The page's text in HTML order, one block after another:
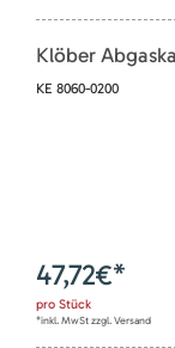
Klöber
KE 8060-0200
47,72€*
pro Stück
*inkl. MwSt zzgl. Versand